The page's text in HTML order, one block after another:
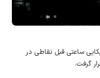
ساعتی قبل نقاطی در
گرفت.